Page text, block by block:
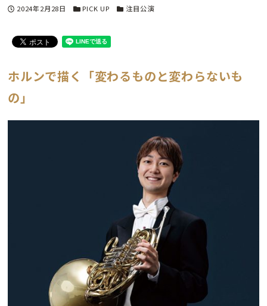
投稿日
2024年2月28日 カテゴリー
PICK UP カテゴリー
注目公演
ホルンで描く「変わるものと変わらないも
の」